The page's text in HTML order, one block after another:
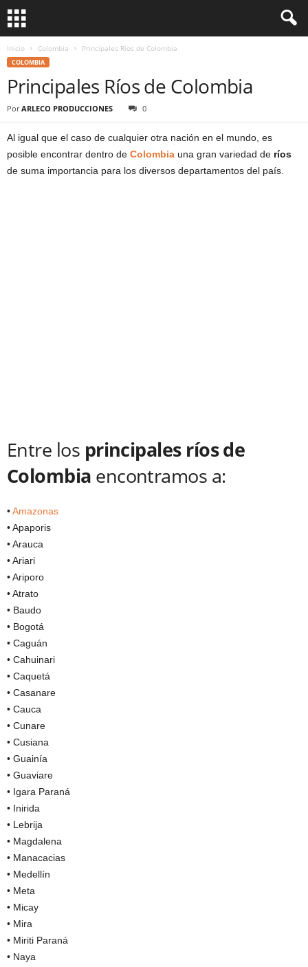
Inicio Colombia Principales Ríos de Colombia
COLOMBIA
Principales Ríos de Colombia
Por ARLECO PRODUCCIONES 0
Al igual que el caso de cualquier otra nación en el mundo, es
posible encontrar dentro de Colombia una gran variedad de ríos
de suma importancia para los diversos departamentos del país.
Entre los principales ríos de
Colombia encontramos a:
•Amazonas
• Apaporis
• Arauca
• Ariari
• Ariporo
• Atrato
• Baudo
• Bogotá
• Caguán
• Cahuinari
• Caquetá
• Casanare
• Cauca
• Cunare
• Cusiana
• Guainía
• Guaviare
• Igara Paraná
• Inirida
• Lebrija
• Magdalena
• Manacacias
• Medellín
• Meta
• Micay
• Mira
• Miriti Paraná
• Naya